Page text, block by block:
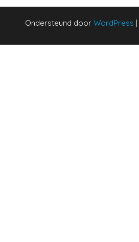
Ondersteund door WordPress |